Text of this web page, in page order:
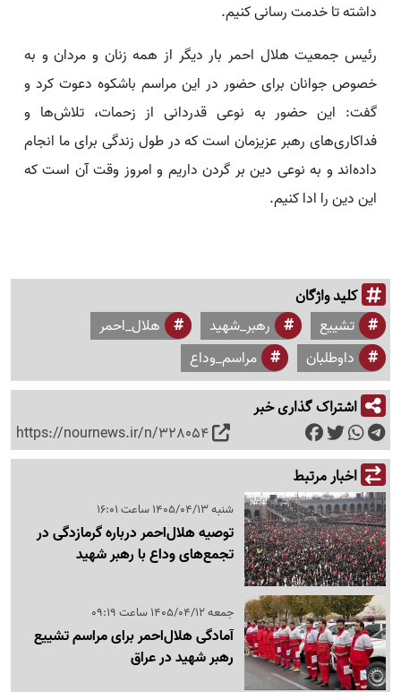
داشته تا خدمت رسانی کنیم.
رئیس جمعیت هلال احمر بار دیگر از همه زنان و مردان و به
خصوص جوانان برای حضور در این مراسم باشکوه دعوت کرد و
گفت: این حضور به نوعی قدردانی از زحمات، تلاش‌ها و
فداکاری‌های رهبر عزیزمان است که در طول زندگی برای ما انجام
داده‌اند و به نوعی دین بر گردن داریم و امروز وقت آن است که
این دین را ادا کنیم.
کلید واژگان
تشییع رهبر_شهید
هلال_احمر
داوطلبان
مراسم_وداع
اشتراک گذاری خبر
https://nournews.ir/n/328054
اخبار مرتبط
شنبه 1405/04/13 ساعت 16:01
توصیه هلال‌احمر درباره گرمازدگی در
تجمع‌های وداع با رهبر شهید
جمعه 1405/04/12 ساعت 09:19
آمادگی هلال‌احمر برای مراسم تشییع
رهبر شهید در عراق